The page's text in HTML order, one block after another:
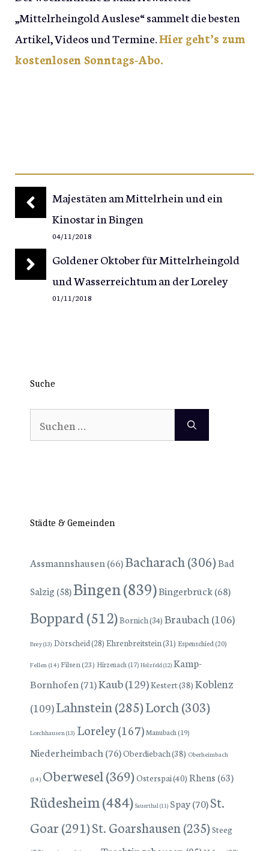
„Mittelrheingold Auslese“ sammelt die besten
Artikel, Videos und Termine.Hier geht’s zum
kostenlosen Sonntags-Abo.
Majestäten am Mittelrhein und ein
Kinostar in Bingen
04/11/2018
Goldener Oktober für Mittelrheingold
und Wasserreichtum an der Loreley
01/11/2018
Suche
Suchen
nach:
Städte & Gemeinden
Assmannshausen (66)Bacharach(306)Bad
Salzig(58)Bingen(839)Bingerbrück(68)
Boppard(512)Bornich(34) Braubach(106)
Brey(13) Dörscheid(28) Ehrenbreitstein(31) Espenschied(20)
Fellen (14) Filsen(23) Hirzenach(17) Holzfeld(12) Kamp-
Bornhofen (71)Kaub(129)Kestert(38) Koblenz
(109)Lahnstein(285)Lorch(303)
Lorchhausen(13) Loreley(167)Manubach(19)
Niederheimbach (76)Oberdiebach(38) Oberheimbach
(14) Oberwesel(369)Osterspai(40) Rhens (63)
Rüdesheim(484) Sauerthal(11) Spay(70)St.
Goar(291)St. Goarshausen(235) Steeg